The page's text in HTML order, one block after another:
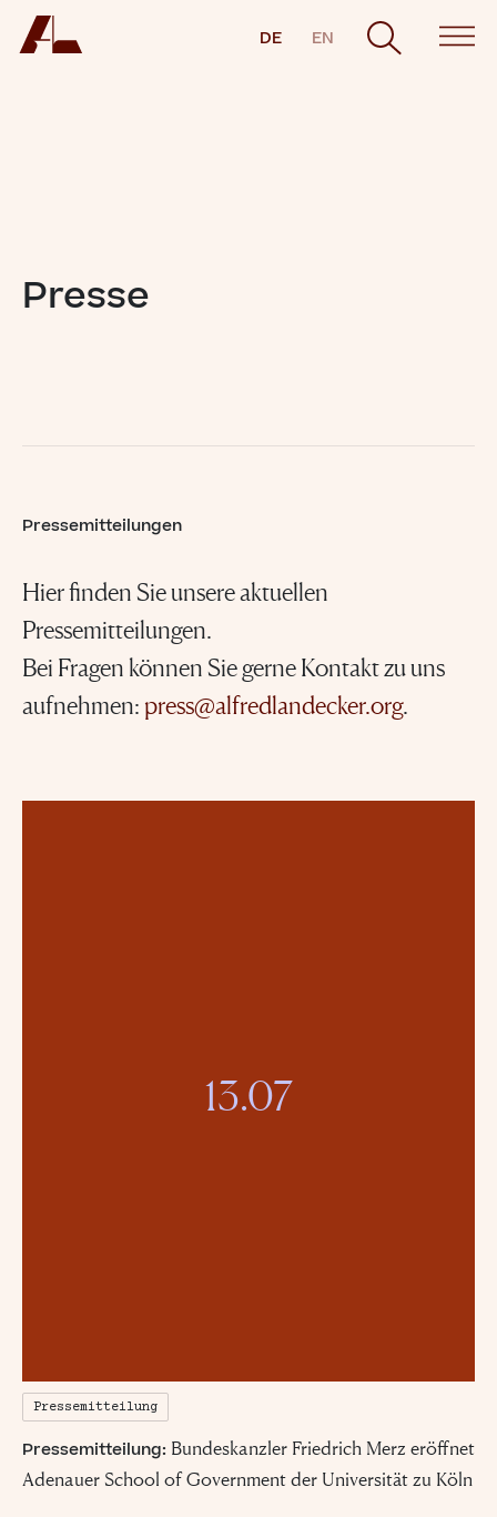
DE EN
Presse
Pressemitteilungen
Hier finden Sie unsere aktuellen
Pressemitteilungen.
Bei Fragen können Sie gerne Kontakt zu uns
aufnehmen:press@alfredlandecker.org.
13.07
Pressemitteilung
Pressemitteilung: Bundeskanzler Friedrich Merz eröffnet
Adenauer School of Government der Universität zu Köln